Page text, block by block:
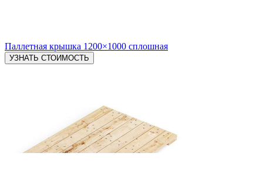
Паллетная крышка 1200×1000 сплошная